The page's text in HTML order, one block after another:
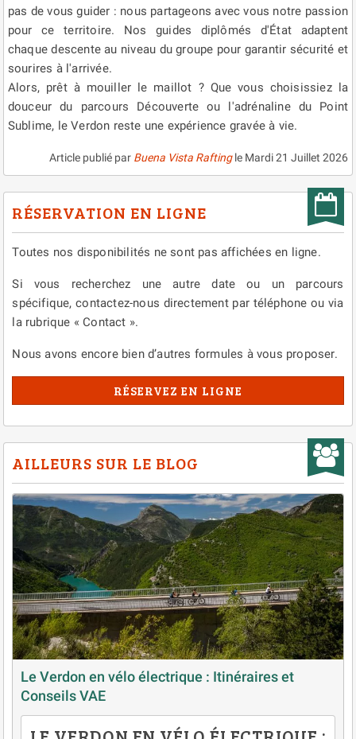
pas de vous guider : nous partageons avec vous notre passion
pour ce territoire. Nos guides diplômés d'État adaptent
chaque descente au niveau du groupe pour garantir sécurité et
sourires à l'arrivée.
Alors, prêt à mouiller le maillot ? Que vous choisissiez la
douceur du parcours Découverte ou l'adrénaline du Point
Sublime, le Verdon reste une expérience gravée à vie.
Article publié par Buena Vista Raftingle Mardi 21 Juillet 2026
RÉSERVATION EN LIGNE
Toutes nos disponibilités ne sont pas affichées en ligne.
Si vous recherchez une autre date ou un parcours
spécifique, contactez-nous directement par téléphone ou via
la rubrique « Contact ».
Nous avons encore bien d’autres formules à vous proposer.
RÉSERVEZ EN LIGNE
AILLEURS SUR LE BLOG
Le Verdon en vélo électrique : Itinéraires et
Conseils VAE